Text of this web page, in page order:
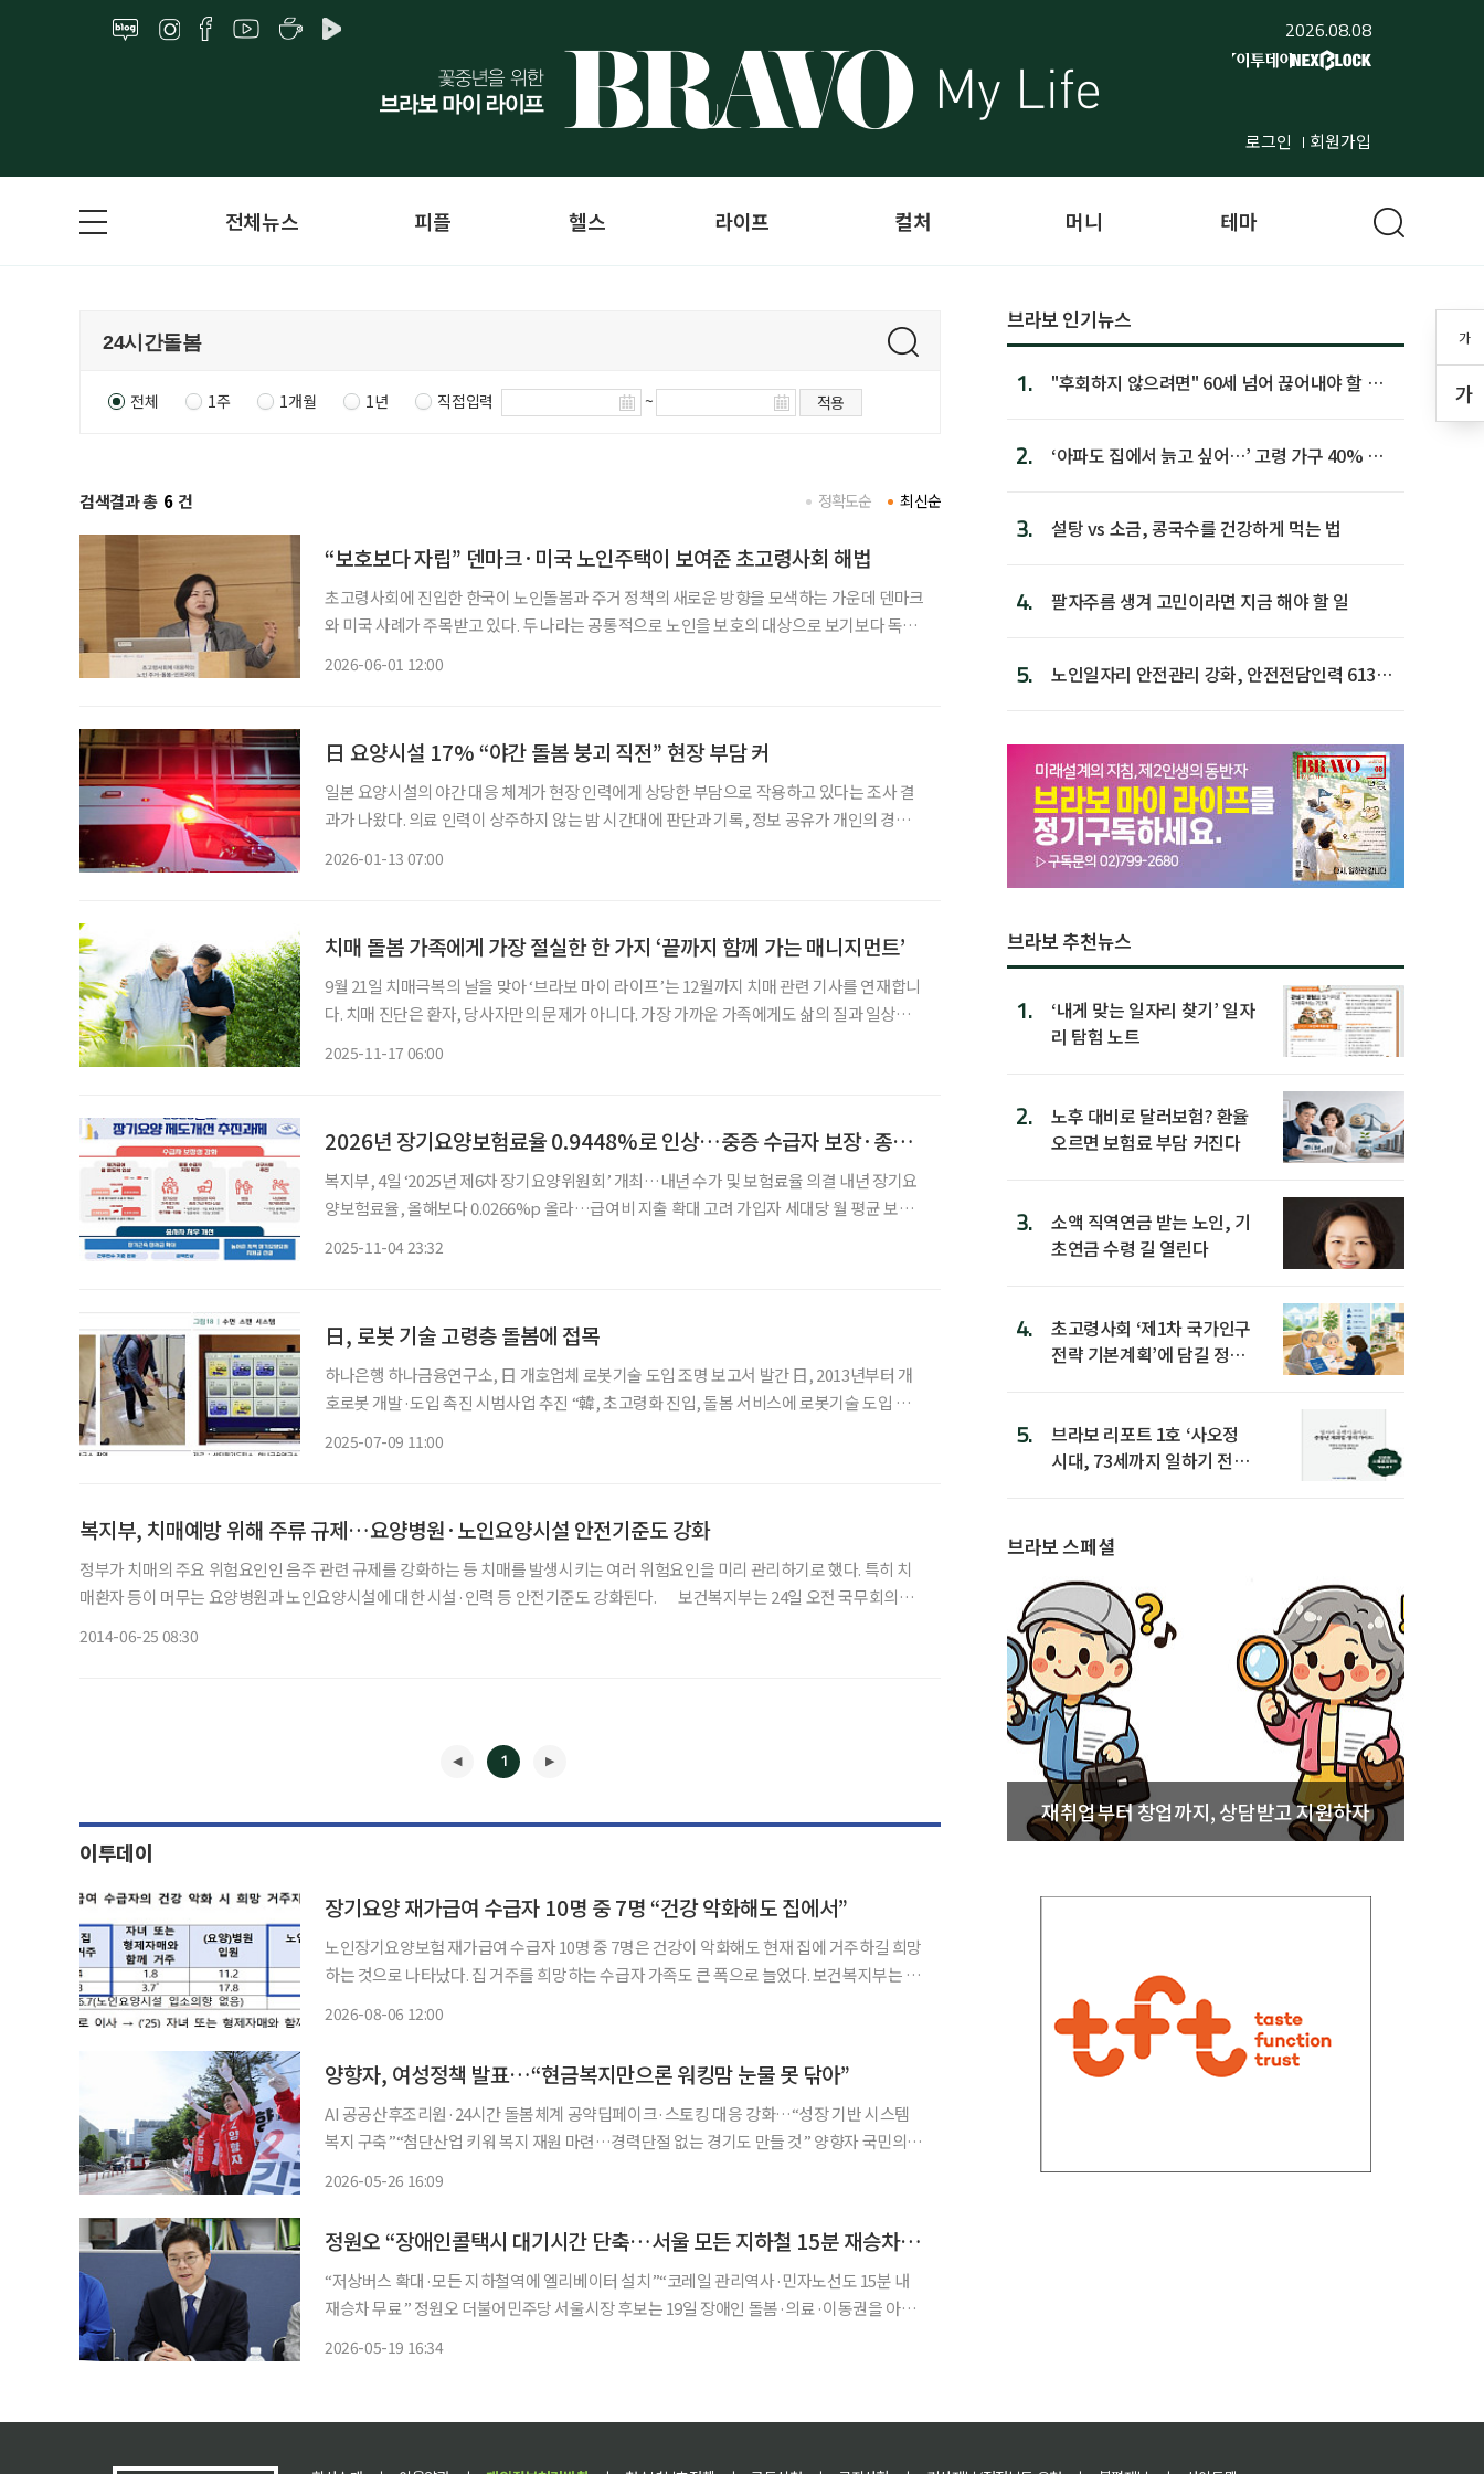
2026.08.08
로그인 회원가입
가
가
전체뉴스 피플 헬스 라이프 컬처 머니 테마
전체 1주 1개월 1년 직접입력 ~ 적용
검색결과 총 6 건 최신순
정확도순
“보호보다 자립” 덴마크·미국 노인주택이 보여준 초고령사회 해법
초고령사회에 진입한 한국이 노인돌봄과 주거 정책의 새로운 방향을 모색하는 가운데 덴마크
와 미국 사례가 주목받고 있다. 두 나라는 공통적으로 노인을 보호의 대상으로 보기보다 독립
2026-06-01 12:00
日 요양시설 17% “야간 돌봄 붕괴 직전” 현장 부담 커
일본 요양시설의 야간 대응 체계가 현장 인력에게 상당한 부담으로 작용하고 있다는 조사 결
과가 나왔다. 의료 인력이 상주하지 않는 밤 시간대에 판단과 기록, 정보 공유가 개인의 경험
2026-01-13 07:00
치매 돌봄 가족에게 가장 절실한 한 가지 ‘끝까지 함께 가는 매니지먼트’
9월 21일 치매극복의 날을 맞아 ‘브라보 마이 라이프’는 12월까지 치매 관련 기사를 연재합니
다. 치매 진단은 환자, 당사자만의 문제가 아니다. 가장 가까운 가족에게도 삶의 질과 일상을
2025-11-17 06:00
2026년 장기요양보험료율 0.9448%로 인상…중증 수급자 보장·종사자 처우 강화
복지부, 4일 ‘2025년 제6차 장기요양위원회’ 개최…내년 수가 및 보험료율 의결 내년 장기요
양보험료율, 올해보다 0.0266%p 올라…급여비 지출 확대 고려 가입자 세대당 월 평균 보험
2025-11-04 23:32
日, 로봇 기술 고령층 돌봄에 접목
하나은행 하나금융연구소, 日 개호업체 로봇기술 도입 조명 보고서 발간 日, 2013년부터 개
호로봇 개발·도입 촉진 시범사업 추진 “韓, 초고령화 진입, 돌봄 서비스에 로봇기술 도입 노
2025-07-09 11:00
복지부, 치매예방 위해 주류 규제…요양병원·노인요양시설 안전기준도 강화
정부가 치매의 주요 위험요인인 음주 관련 규제를 강화하는 등 치매를 발생시키는 여러 위험요인을 미리 관리하기로 했다. 특히 치
매환자 등이 머무는 요양병원과 노인요양시설에 대한 시설·인력 등 안전기준도 강화된다. 보건복지부는 24일 오전 국무회의에
2014-06-25 08:30
◀
1
▶
이투데이
장기요양 재가급여 수급자 10명 중 7명 “건강 악화해도 집에서”
노인장기요양보험 재가급여 수급자 10명 중 7명은 건강이 악화해도 현재 집에 거주하길 희망
하는 것으로 나타났다. 집 거주를 희망하는 수급자 가족도 큰 폭으로 늘었다. 보건복지부는 6
2026-08-06 12:00
양향자, 여성정책 발표…“현금복지만으론 워킹맘 눈물 못 닦아”
AI 공공산후조리원·24시간 돌봄체계 공약딥페이크·스토킹 대응 강화…“성장 기반 시스템
복지 구축”“첨단산업 키워 복지 재원 마련…경력단절 없는 경기도 만들 것” 양향자 국민의힘
2026-05-26 16:09
정원오 “장애인콜택시 대기시간 단축…서울 모든 지하철 15분 재승차 무료”
“저상버스 확대·모든 지하철역에 엘리베이터 설치”“코레일 관리역사·민자노선도 15분 내
재승차 무료” 정원오 더불어민주당 서울시장 후보는 19일 장애인 돌봄·의료·이동권을 아우
2026-05-19 16:34
브라보 인기뉴스
1.
"후회하지 않으려면" 60세 넘어 끊어내야 할 사
2.
‘아파도 집에서 늙고 싶어…’ 고령 가구 40% 노
3. 설탕 vs 소금, 콩국수를 건강하게 먹는 법
4. 팔자주름 생겨 고민이라면 지금 해야 할 일
5.
노인일자리 안전관리 강화, 안전전담인력 613명
브라보 추천뉴스
1.
‘내게 맞는 일자리 찾기’ 일자
리 탐험 노트
2.
노후 대비로 달러보험? 환율
오르면 보험료 부담 커진다
3.
소액 직역연금 받는 노인, 기
초연금 수령 길 열린다
4.
초고령사회 ‘제1차 국가인구
전략 기본계획’에 담길 정책
5.
브라보 리포트 1호 ‘사오정
시대, 73세까지 일하기 전략’
브라보 스페셜
재취업부터 창업까지, 상담받고 지원하자